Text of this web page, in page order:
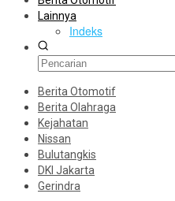
Lainnya
Indeks
Berita Otomotif
Berita Olahraga
Kejahatan
Nissan
Bulutangkis
DKI Jakarta
Gerindra